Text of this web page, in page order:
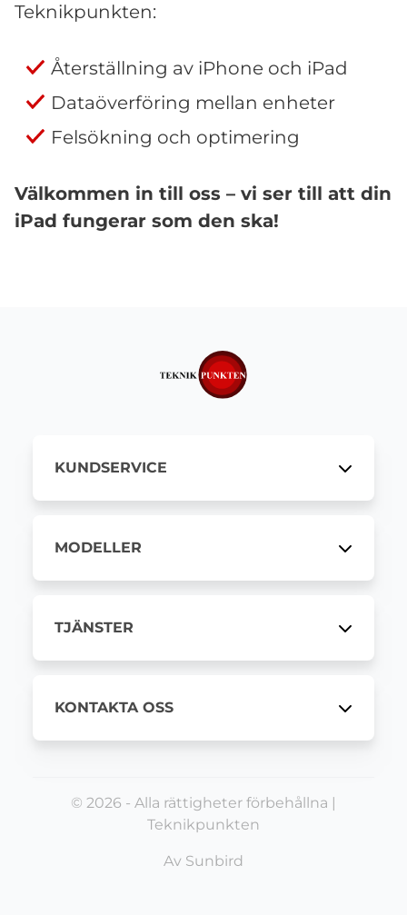
Teknikpunkten:
Återställning av iPhone och iPad
Dataöverföring mellan enheter
Felsökning och optimering
Välkommen in till oss – vi ser till att din
iPad fungerar som den ska!
KUNDSERVICE
MODELLER
TJÄNSTER
KONTAKTA OSS
© 2026 - Alla rättigheter förbehållna |
Teknikpunkten
Av Sunbird